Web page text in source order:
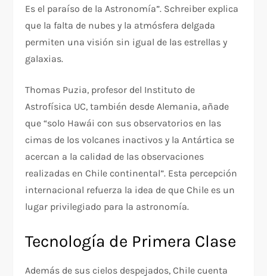
Es el paraíso de la Astronomía”. Schreiber explica
que la falta de nubes y la atmósfera delgada
permiten una visión sin igual de las estrellas y
galaxias.
Thomas Puzia, profesor del Instituto de
Astrofísica UC, también desde Alemania, añade
que “solo Hawái con sus observatorios en las
cimas de los volcanes inactivos y la Antártica se
acercan a la calidad de las observaciones
realizadas en Chile continental”. Esta percepción
internacional refuerza la idea de que Chile es un
lugar privilegiado para la astronomía.
Tecnología de Primera Clase
Además de sus cielos despejados, Chile cuenta